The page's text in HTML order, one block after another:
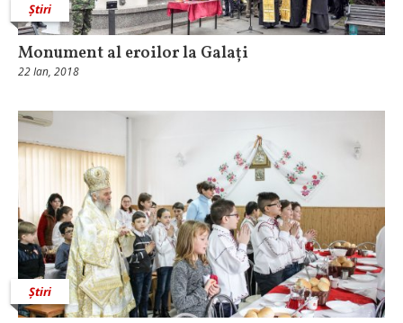
Știri
Monument al eroilor la Galați
22 Ian, 2018
Știri